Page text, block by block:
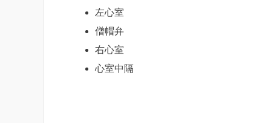
左心室
僧帽弁
右心室
心室中隔